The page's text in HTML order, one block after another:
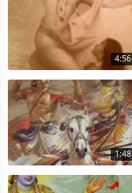
4:56
1:48